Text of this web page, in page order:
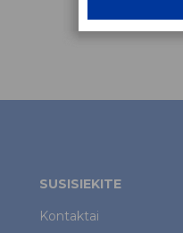
SUSISIEKITE
Kontaktai